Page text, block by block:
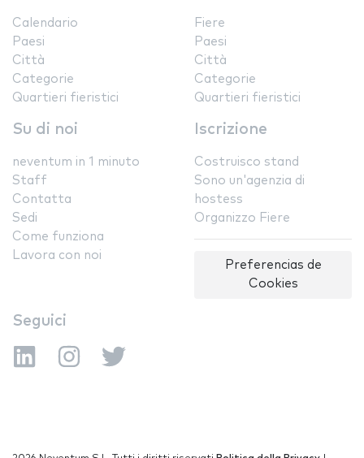
Calendario
Paesi
Città
Categorie
Quartieri fieristici
Fiere
Paesi
Città
Categorie
Quartieri fieristici
Su di noi
neventum in 1 minuto
Staff
Contatta
Sedi
Come funziona
Lavora con noi
Iscrizione
Costruisco stand
Sono un'agenzia di
hostess
Organizzo Fiere
Preferencias de
Cookies
Seguici